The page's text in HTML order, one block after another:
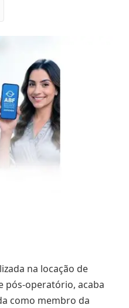
na locação de
pós-operatório, acaba
como membro da